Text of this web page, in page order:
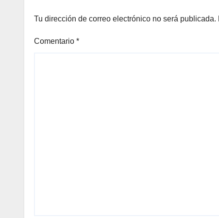
Tu dirección de correo electrónico no será publicada.
Comentario *